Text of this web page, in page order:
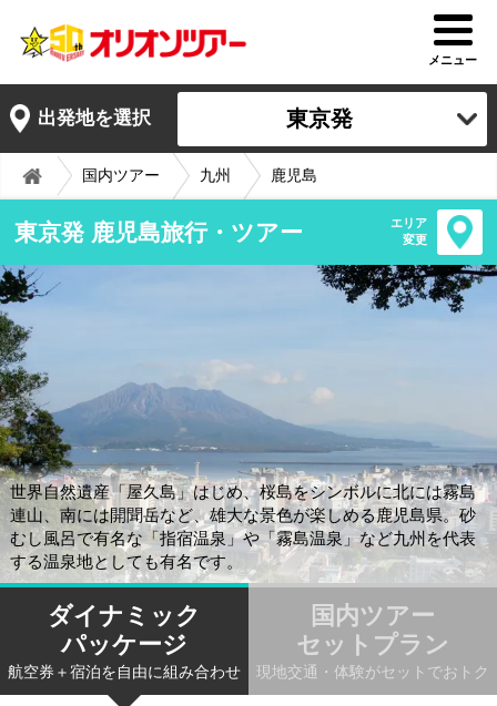
メニュー
出発地を選択 東京発
国内ツアー 九州 鹿児島
東京発 鹿児島旅行・ツアー
エリア
変更
世界自然遺産「屋久島」はじめ、桜島をシンボルに北には霧島
連山、南には開聞岳など、雄大な景色が楽しめる鹿児島県。砂
むし風呂で有名な「指宿温泉」や「霧島温泉」など九州を代表
する温泉地としても有名です。
ダイナミック
パッケージ
航空券＋宿泊を自由に組み合わせ
国内ツアー
セットプラン
現地交通・体験がセットでおトク